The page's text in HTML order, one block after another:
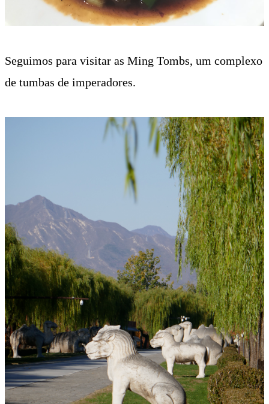
Seguimos para visitar as Ming Tombs, um complexo
de tumbas de imperadores.